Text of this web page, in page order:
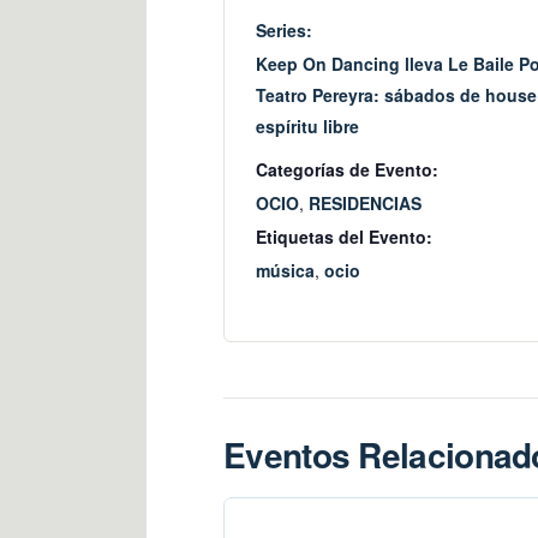
Series:
Keep On Dancing lleva Le Baile
Teatro Pereyra: sábados de
espíritu libre
Categorías de Evento:
OCIO, RESIDENCIAS
Etiquetas del Evento:
música, ocio
Eventos